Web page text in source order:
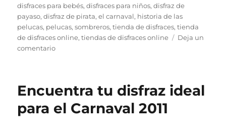
disfraces para bebés,disfraces para niños,disfraz de
payaso,disfraz de pirata,el carnaval, historia de las
pelucas, pelucas,sombreros,tienda de disfraces,tienda
de disfraces online,tiendas de disfraces online
Deja un
comentarioen
pelucas?
Encuentra tu disfraz ideal
para el Carnaval 2011